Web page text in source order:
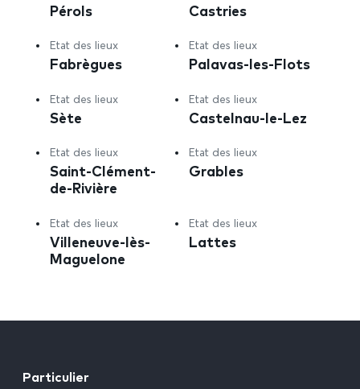
Pérols Castries
Etat des lieux
Fabrègues
Etat des lieux
Palavas-les-Flots
Etat des lieux
Sète
Etat des lieux
Castelnau-le-Lez
Etat des lieux
Saint-Clément-
de-Rivière
Etat des lieux
Grables
Etat des lieux
Villeneuve-lès-
Maguelone
Etat des lieux
Lattes
Particulier